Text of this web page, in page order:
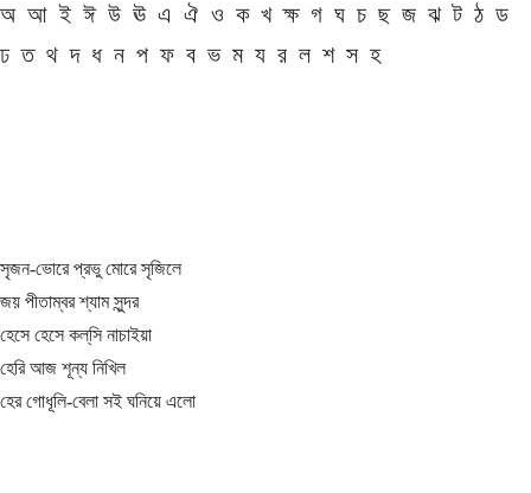
অ আ ই ঈ উ ঊ এ ঐ ও ক খ ক্ষ গ ঘ চ ছ জ ঝ ট ঠ ড
ঢ ত থ দ ধ ন প ফ ব ভ ম য র ল শ স হ
সৃজন-ভোরে প্রভু মোরে সৃজিলে
জয় পীতাম্বর শ্যাম সুন্দর
হেসে হেসে কল্‌সি নাচাইয়া
হেরি আজ শূন্য নিখিল
হের গোধূলি-বেলা সই ঘনিয়ে এলো